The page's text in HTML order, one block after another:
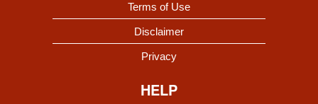
Terms of Use
Disclaimer
Privacy
HELP